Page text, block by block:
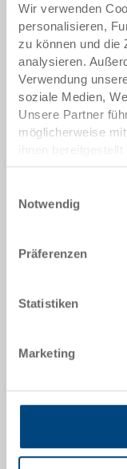
Wir verwenden
personalisieren,
zu können und die
analysieren.
Verwendung
soziale Medien,
Unsere Partner
möglicherweise
Nutzung der
Notwendig
Präferenzen
Statistiken
Marketing
Artikeldaten
3-6413N-
Farbe:
Angebot
Technische
Der
Belastbarkeit
Eurobehälter